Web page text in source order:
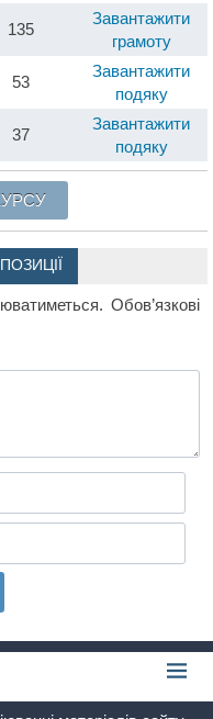
135
Завантажити
грамоту
53
Завантажити
подяку
37
Завантажити
подяку
Обов’язкові